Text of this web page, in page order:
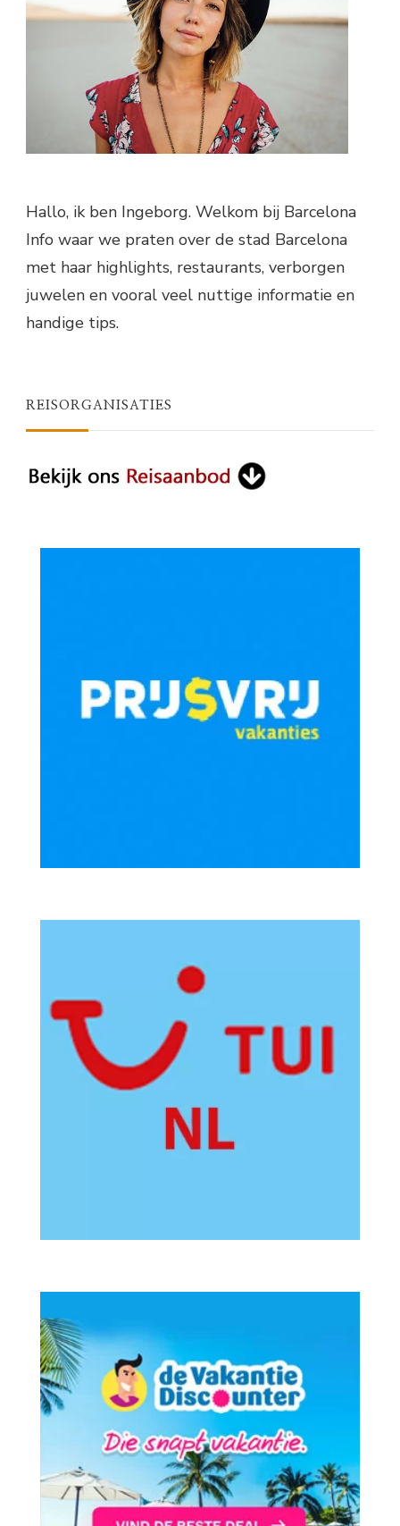
Hallo, ik ben Ingeborg. Welkom bij Barcelona
Info waar we praten over de stad Barcelona
met haar highlights, restaurants, verborgen
juwelen en vooral veel nuttige informatie en
handige tips.
REISORGANISATIES